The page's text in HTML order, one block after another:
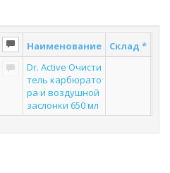
Наименование Склад *
Dr. Active Очисти
тель карбюрато
ра и воздушной
заслонки 650 мл